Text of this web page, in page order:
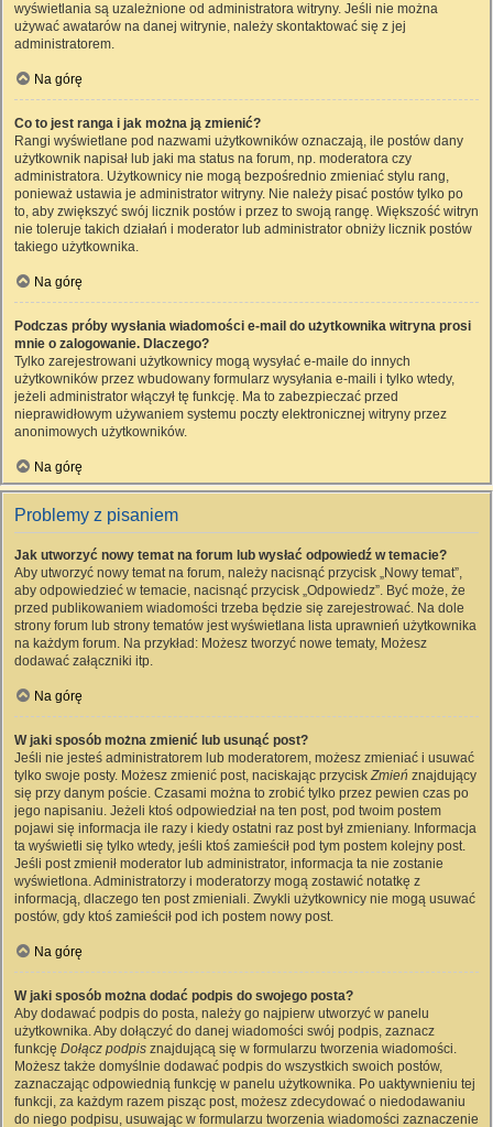
wyświetlania są uzależnione od administratora witryny. Jeśli nie można
używać awatarów na danej witrynie, należy skontaktować się z jej
administratorem.
Na górę
Co to jest ranga i jak można ją zmienić?
Rangi wyświetlane pod nazwami użytkowników oznaczają, ile postów dany
użytkownik napisał lub jaki ma status na forum, np. moderatora czy
administratora. Użytkownicy nie mogą bezpośrednio zmieniać stylu rang,
ponieważ ustawia je administrator witryny. Nie należy pisać postów tylko po
to, aby zwiększyć swój licznik postów i przez to swoją rangę. Większość witryn
nie toleruje takich działań i moderator lub administrator obniży licznik postów
takiego użytkownika.
Na górę
Podczas próby wysłania wiadomości e-mail do użytkownika witryna prosi
mnie o zalogowanie. Dlaczego?
Tylko zarejestrowani użytkownicy mogą wysyłać e-maile do innych
użytkowników przez wbudowany formularz wysyłania e-maili i tylko wtedy,
jeżeli administrator włączył tę funkcję. Ma to zabezpieczać przed
nieprawidłowym używaniem systemu poczty elektronicznej witryny przez
anonimowych użytkowników.
Na górę
Problemy z pisaniem
Jak utworzyć nowy temat na forum lub wysłać odpowiedź w temacie?
Aby utworzyć nowy temat na forum, należy nacisnąć przycisk „Nowy temat”,
aby odpowiedzieć w temacie, nacisnąć przycisk „Odpowiedz”. Być może, że
przed publikowaniem wiadomości trzeba będzie się zarejestrować. Na dole
strony forum lub strony tematów jest wyświetlana lista uprawnień użytkownika
na każdym forum. Na przykład: Możesz tworzyć nowe tematy, Możesz
dodawać załączniki itp.
Na górę
W jaki sposób można zmienić lub usunąć post?
Jeśli nie jesteś administratorem lub moderatorem, możesz zmieniać i usuwać
tylko swoje posty. Możesz zmienić post, naciskając przyciskZmień znajdujący
się przy danym poście. Czasami można to zrobić tylko przez pewien czas po
jego napisaniu. Jeżeli ktoś odpowiedział na ten post, pod twoim postem
pojawi się informacja ile razy i kiedy ostatni raz post był zmieniany. Informacja
ta wyświetli się tylko wtedy, jeśli ktoś zamieścił pod tym postem kolejny post.
Jeśli post zmienił moderator lub administrator, informacja ta nie zostanie
wyświetlona. Administratorzy i moderatorzy mogą zostawić notatkę z
informacją, dlaczego ten post zmieniali. Zwykli użytkownicy nie mogą usuwać
postów, gdy ktoś zamieścił pod ich postem nowy post.
Na górę
W jaki sposób można dodać podpis do swojego posta?
Aby dodawać podpis do posta, należy go najpierw utworzyć w panelu
użytkownika. Aby dołączyć do danej wiadomości swój podpis, zaznacz
funkcję Dołącz podpis znajdującą się w formularzu tworzenia wiadomości.
Możesz także domyślnie dodawać podpis do wszystkich swoich postów,
zaznaczając odpowiednią funkcję w panelu użytkownika. Po uaktywnieniu tej
funkcji, za każdym razem pisząc post, możesz zdecydować o niedodawaniu
do niego podpisu, usuwając w formularzu tworzenia wiadomości zaznaczenie